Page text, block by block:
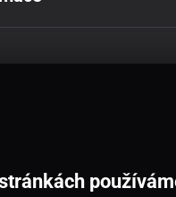
e-mailem
zpracování osobních údajů